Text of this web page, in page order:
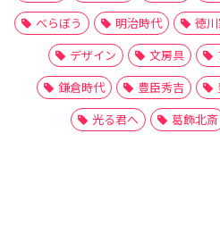
べらぼう
明治時代 徳
デザイン
文房具
鎌倉時代
豊臣秀吉
光る君へ
葛飾北斎